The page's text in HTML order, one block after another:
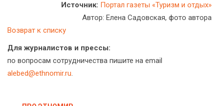
Источник: Портал газеты «Туризм и отдых»
Автор: Елена Садовская, фото автора
Возврат к списку
Для журналистов и прессы:
по вопросам сотрудничества пишите на email
alebed@ethnomir.ru.